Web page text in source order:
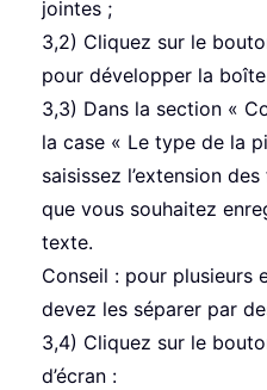
jointes ;
3,2) Cliquez sur le
pour développer la
3,3) Dans la section «
la case « Le type de la
saisissez l’extension
que vous souhaitez
texte.
Conseil : pour plusieurs
devez les séparer par
3,4) Cliquez sur le
d’écran :